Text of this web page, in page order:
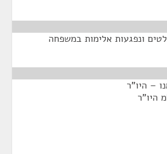
ונפגעות אלימות במשפחה
– היו"ר
היו"ר